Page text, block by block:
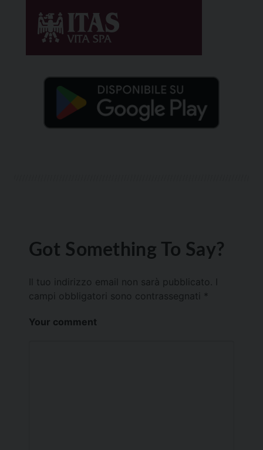
Got Something To Say?
Il tuo indirizzo email non sarà pubblicato.
campi obbligatori sono contrassegnati *
Your comment